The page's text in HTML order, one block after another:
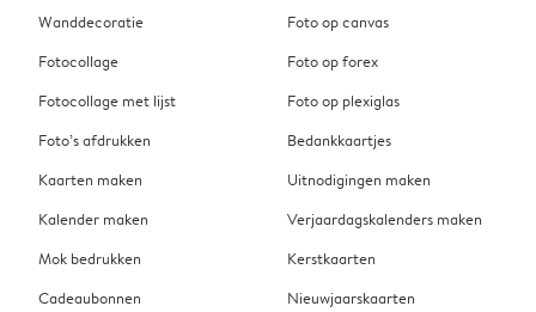
Wanddecoratie
Fotocollage
Fotocollage met lijst
Foto’s afdrukken
Kaarten maken
Kalender maken
Mok bedrukken
Cadeaubonnen
Foto op canvas
Foto op forex
Foto op plexiglas
Bedankkaartjes
Uitnodigingen maken
Verjaardagskalenders maken
Kerstkaarten
Nieuwjaarskaarten